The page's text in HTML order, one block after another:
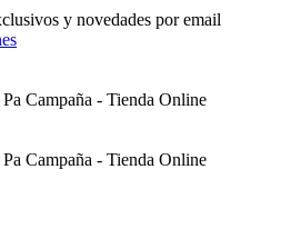
y novedades por email